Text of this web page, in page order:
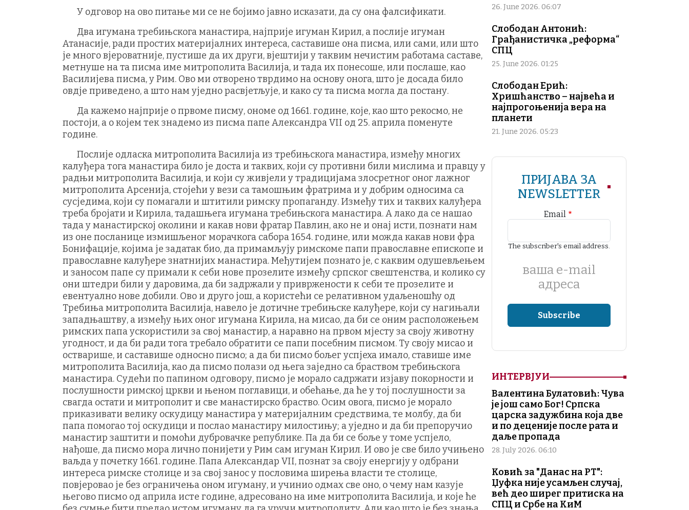
У одговор на ово питање ми се не бојимо јавно исказати, да су она фалсификати.
Два игумана требињскога манастира, најприје игуман Кирил, а послије игуман
Атанасије, ради простих материјалних интереса, саставише она писма, или сами, или што
је много вјероватније, пустише да их други, вјештији у таквим нечистим работама саставе,
метнуше на та писма име митрополита Василија, и тада их понесоше, или послаше, као
Василијева писма, у Рим. Ово ми отворено тврдимо на основу онога, што је досада било
овдје приведено, а што нам уједно расвјетљује, и како су та писма могла да постану.
Да кажемо најприје о првоме писму, ономе од 1661. године, које, као што рекосмо, не
постоји, а о којем тек знадемо из писма папе Александра VII од 25. априла поменуте
године.
Послије одласка митрополита Василија из требињскога манастира, између многих
калуђера тога манастира било је доста и таквих, који су противни били мислима и правцу у
радњи митрополита Василија, и који су живјели у традицијама злосретног оног лажног
митрополита Арсенија, стојећи у вези са тамошњим фратрима и у добрим односима са
сусједима, који су помагали и штитили римску пропаганду. Између тих и таквих калуђера
треба бројати и Кирила, тадашњега игумана требињскога манастира. А лако да се нашао
тада у манастирској околини и какав нови фратар Павлин, ако не и онај исти, познати нам
из оне посланице измишљеног морачкога сабора 1654. године, или можда какав нови фра
Бонифације, којима је задатак био, да примамљују римскоме папи православне епископе и
православне калуђере знатнијих манастира. Међутијем познато је, с каквим одушевљењем
и заносом папе су примали к себи нове прозелите између српског свештенства, и колико су
они штедри били у даровима, да би задржали у привржености к себи те прозелите и
евентуално нове добили. Ово и друго још, а користећи се релативном удаљеношћу од
Требиња митрополита Василија, навело је дотичне требињске калуђере, који су нагињали
западњаштву, а између њих оног игумана Кирила, на мисао, да би се оним расположењем
римских папа ускористили за свој манастир, а наравно на првом мјесту за своју животну
угодност, и да би ради тога требало обратити се папи посебним писмом. Ту своју мисао и
остварише, и саставише односно писмо; а да би писмо бољег успјеха имало, ставише име
митрополита Василија, као да писмо полази од њега заједно са браством требињскога
манастира. Судећи по папином одговору, писмо је морало садржати изјаву покорности и
послушности римској цркви и њеном поглавици, и обећање, да ће у тој послушности за
свагда остати и митрополит и све манастирско браство. Осим овога, писмо је морало
приказивати велику оскудицу манастира у материјалним средствима, те молбу, да би
папа помогао тој оскудици и послао манастиру милостињу; а уједно и да би препоручио
манастир заштити и помоћи дубровачке републике. Па да би се боље у томе успјело,
нађоше, да писмо мора лично понијети у Рим сам игуман Кирил. И ово је све било учињено
ваљда у почетку 1661. године. Папа Александар VII, познат за своју енергију у одбрани
интереса римске столице и за свој занос у пословима ширења власти те столице,
повјеровао је без ограничења оном игуману, и учинио одмах све оно, о чему нам казује
његово писмо од априла исте године, адресовано на име митрополита Василија, и које ће
26. June 2026. 06:07
Слободан Антонић:
Грађанистичка „реформа“
СПЦ
25. June 2026. 01:25
Слободан Ерић:
Хришћанство – највећа и
најпрогоњенија вера на
планети
21. June 2026. 05:23
ПРИЈАВА ЗА
NEWSLETTER
Email
The subscriber's email address.
ваша е-mail
адреса
ИНТЕРВЈУИ
Валентина Булатовић: Чува
је још само Бог! Српска
царска задужбина која две
и по деценије после рата и
даље пропада
28. July 2026. 06:10
Ковић за "Данас на РТ":
Џуфка није усамљен случај,
већ део ширег притиска на
СПЦ и Србе на КиМ